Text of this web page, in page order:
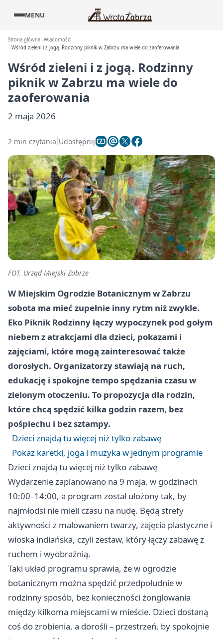
MENU
Strona główna Wiadomości
Wśród zieleni i z jogą. Rodzinny piknik w Zabrzu ma wiele do zaoferowania
Wśród zieleni i z jogą. Rodzinny
piknik w Zabrzu ma wiele do
zaoferowania
2 maja 2026
2 min czytania Udostępnij
FOT. Urząd Miejski Zabrze
W Miejskim Ogrodzie Botanicznym w Zabrzu
sobota ma mieć zupełnie inny rytm niż zwykle.
Eko Piknik Rodzinny łączy wypoczynek pod gołym
niebem z atrakcjami dla dzieci, pokazami i
zajęciami, które mogą zainteresować także
dorosłych. Organizatorzy stawiają na ruch,
edukację i spokojne tempo spędzania czasu w
zielonym otoczeniu. To propozycja dla rodzin,
które chcą spędzić kilka godzin razem, bez
pośpiechu i bez sztampy.
Dzieci znajdą tu więcej niż tylko zabawę
Pokaz karetki, joga i muzyka w jednym programie
Dzieci znajdą tu więcej niż tylko zabawę
Wydarzenie zaplanowano na 9 maja, w godzinach
10:00–14:00, a program został ułożony tak, by
najmłodsi nie mieli czasu na nudę. Będą strefy
aktywności z malowaniem twarzy, zajęcia plastyczne i
wioska indiańska, czyli zestaw, który łączy zabawę z
ruchem i wyobraźnią.
Taki układ programu sprawia, że w ogrodzie
botanicznym można spędzić przedpołudnie w
rodzinny sposób, bez konieczności żonglowania
między kilkoma miejscami w mieście. Dzieci dostaną
coś do zrobienia, a dorośli – przestrzeń, by spokojnie